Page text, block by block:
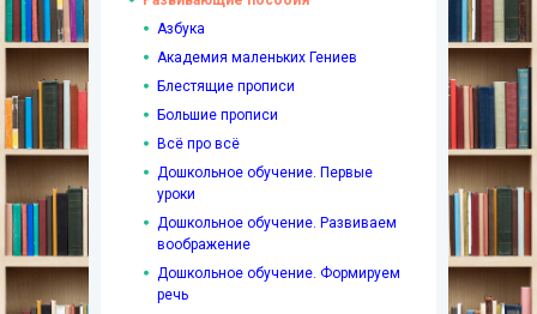
Азбука
Академия маленьких Гениев
Блестящие прописи
Большие прописи
Всё про всё
Дошкольное обучение. Первые
уроки
Дошкольное обучение. Развиваем
воображение
Дошкольное обучение. Формируем
речь